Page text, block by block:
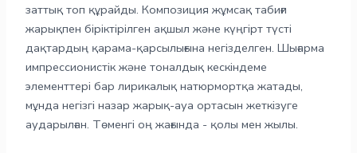
заттық топ құрайды. Композиция жұмсақ табиғи
жарықпен біріктірілген ақшыл және күңгірт түсті
дақтардың қарама-қарсылығына негізделген. Шығарма
импрессионистік және тоналдық кескіндеме
элементтері бар лирикалық натюрмортқа жатады,
мұнда негізгі назар жарық-ауа ортасын жеткізуге
аударылған. Төменгі оң жағында - қолы мен жылы.